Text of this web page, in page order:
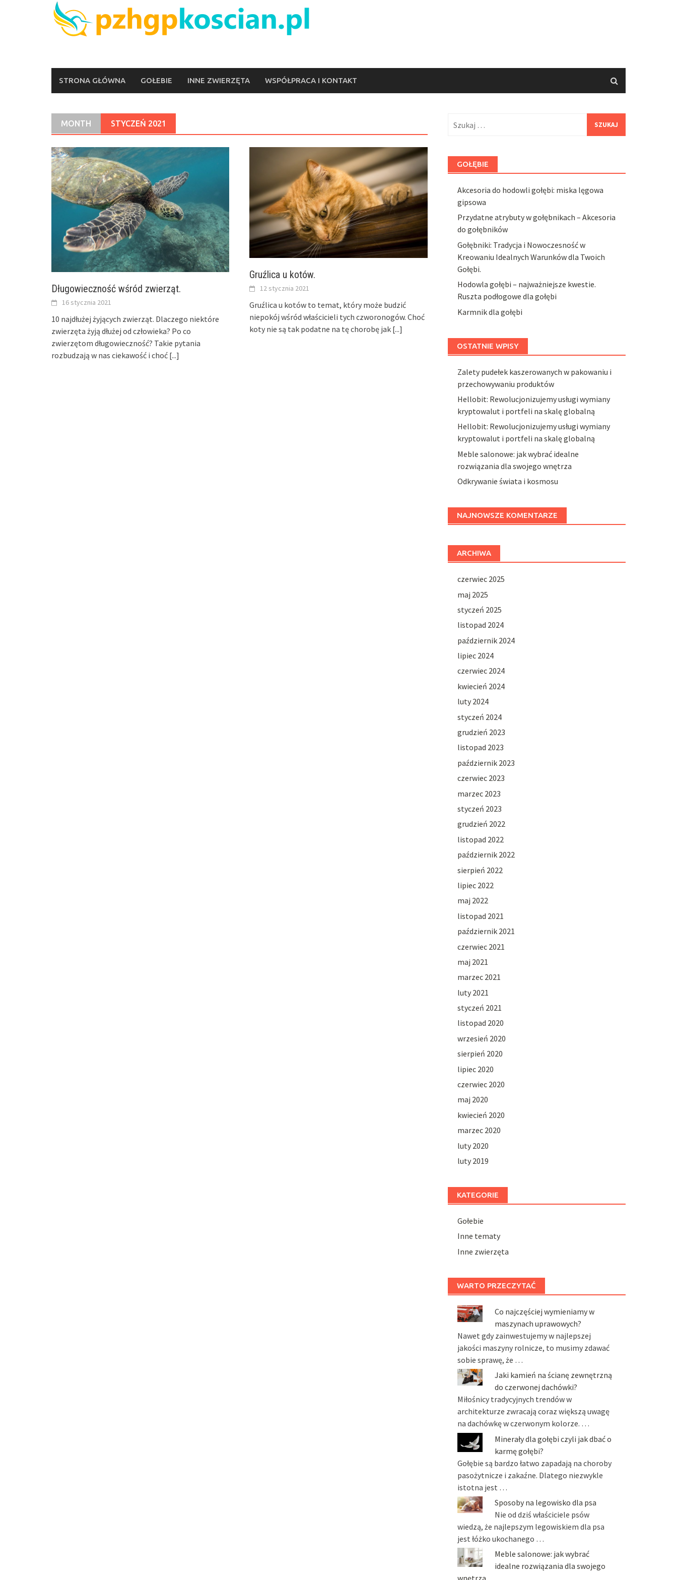
STRONA GŁÓWNA GOŁEBIE INNE ZWIERZĘTA WSPÓŁPRACA I KONTAKT
MONTH STYCZEŃ 2021
Długowieczność wśród zwierząt.
16 stycznia 2021
10 najdłużej żyjących zwierząt. Dlaczego niektóre
zwierzęta żyją dłużej od człowieka? Po co
zwierzętom długowieczność? Takie pytania
rozbudzają w nas ciekawość i choć [...]
Gruźlica u kotów.
12 stycznia 2021
Gruźlica u kotów to temat, który może budzić
niepokój wśród właścicieli tych czworonogów. Choć
koty nie są tak podatne na tę chorobę jak [...]
GOŁĘBIE
Akcesoria do hodowli gołębi: miska lęgowa
gipsowa
Przydatne atrybuty w gołębnikach – Akcesoria
do gołębników
Gołębniki: Tradycja i Nowoczesność w
Kreowaniu Idealnych Warunków dla Twoich
Gołębi.
Hodowla gołębi – najważniejsze kwestie.
Ruszta podłogowe dla gołębi
Karmnik dla gołębi
OSTATNIE WPISY
Zalety pudełek kaszerowanych w pakowaniu i
przechowywaniu produktów
Hellobit: Rewolucjonizujemy usługi wymiany
kryptowalut i portfeli na skalę globalną
Hellobit: Rewolucjonizujemy usługi wymiany
kryptowalut i portfeli na skalę globalną
Meble salonowe: jak wybrać idealne
rozwiązania dla swojego wnętrza
Odkrywanie świata i kosmosu
NAJNOWSZE KOMENTARZE
ARCHIWA
czerwiec 2025
maj 2025
styczeń 2025
listopad 2024
październik 2024
lipiec 2024
czerwiec 2024
kwiecień 2024
luty 2024
styczeń 2024
grudzień 2023
listopad 2023
październik 2023
czerwiec 2023
marzec 2023
styczeń 2023
grudzień 2022
listopad 2022
październik 2022
sierpień 2022
lipiec 2022
maj 2022
listopad 2021
październik 2021
czerwiec 2021
maj 2021
marzec 2021
luty 2021
styczeń 2021
listopad 2020
wrzesień 2020
sierpień 2020
lipiec 2020
czerwiec 2020
maj 2020
kwiecień 2020
marzec 2020
luty 2020
luty 2019
KATEGORIE
Gołebie
Inne tematy
Inne zwierzęta
WARTO PRZECZYTAĆ
Co najczęściej wymieniamy w
maszynach uprawowych?
Nawet gdy zainwestujemy w najlepszej
jakości maszyny rolnicze, to musimy zdawać
sobie sprawę, że …
Jaki kamień na ścianę zewnętrzną
do czerwonej dachówki?
Miłośnicy tradycyjnych trendów w
architekturze zwracają coraz większą uwagę
na dachówkę w czerwonym kolorze. …
Minerały dla gołębi czyli jak dbać o
karmę gołębi?
Gołębie są bardzo łatwo zapadają na choroby
pasożytnicze i zakaźne. Dlatego niezwykle
istotna jest …
Sposoby na legowisko dla psa
Nie od dziś właściciele psów
wiedzą, że najlepszym legowiskiem dla psa
jest łóżko ukochanego …
Meble salonowe: jak wybrać
idealne rozwiązania dla swojego